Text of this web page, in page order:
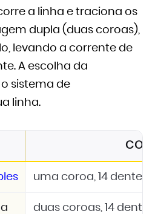
a linha e traciona os
dupla (duas coroas),
levando a corrente de
A escolha da
sistema de
linha.
uma coroa, 14 dentes,
duas coroas, 14